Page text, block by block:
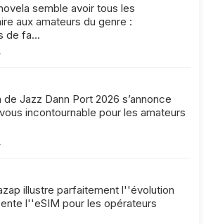
semble avoir tous les
aux amateurs du genre :
de fa...
Jazz Dann Port 2026 s’annonce
incontournable pour les amateurs
illustre parfaitement l''évolution
l''eSIM pour les opérateurs